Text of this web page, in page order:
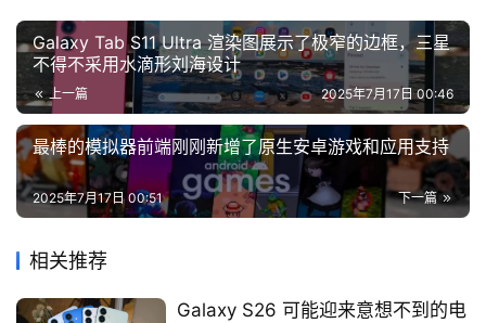
Galaxy Tab S11 Ultra 渲染图展示了极窄的边框，三星
不得不采用水滴形刘海设计
上一篇 2025年7月17日 00:46
最棒的模拟器前端刚刚新增了原生安卓游戏和应用支持
下一篇
2025年7月17日 00:51
相关推荐
Galaxy S26 可能迎来意想不到的电